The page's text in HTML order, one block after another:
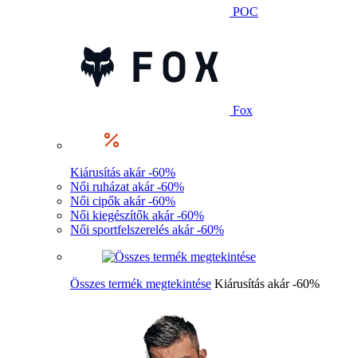
POC
Fox
Kiárusítás akár -60%
Női ruházat akár -60%
Női cipők akár -60%
Női kiegészítők akár -60%
Női sportfelszerelés akár -60%
Összes termék megtekintése Kiárusítás akár -60%